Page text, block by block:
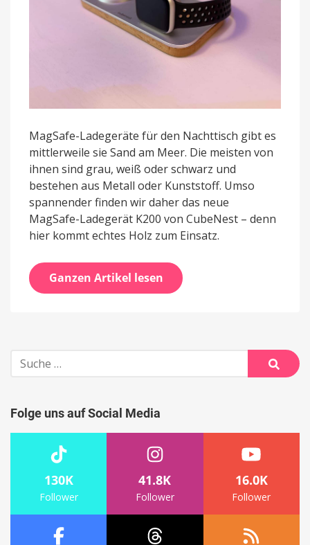
MagSafe-Ladegeräte für den Nachttisch gibt es
mittlerweile sie Sand am Meer. Die meisten von
ihnen sind grau, weiß oder schwarz und
bestehen aus Metall oder Kunststoff. Umso
spannender finden wir daher das neue
MagSafe-Ladegerät K200 von CubeNest – denn
hier kommt echtes Holz zum Einsatz.
Ganzen Artikel lesen
Suche
nach:
Suche
Folge uns auf Social Media
130K
Follower
41.8K
Follower
16.0K
Follower